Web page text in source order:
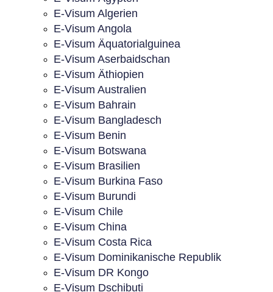
E-Visum Algerien
E-Visum Angola
E-Visum Äquatorialguinea
E-Visum Aserbaidschan
E-Visum Äthiopien
E-Visum Australien
E-Visum Bahrain
E-Visum Bangladesch
E-Visum Benin
E-Visum Botswana
E-Visum Brasilien
E-Visum Burkina Faso
E-Visum Burundi
E-Visum Chile
E-Visum China
E-Visum Costa Rica
E-Visum Dominikanische Republik
E-Visum DR Kongo
E-Visum Dschibuti